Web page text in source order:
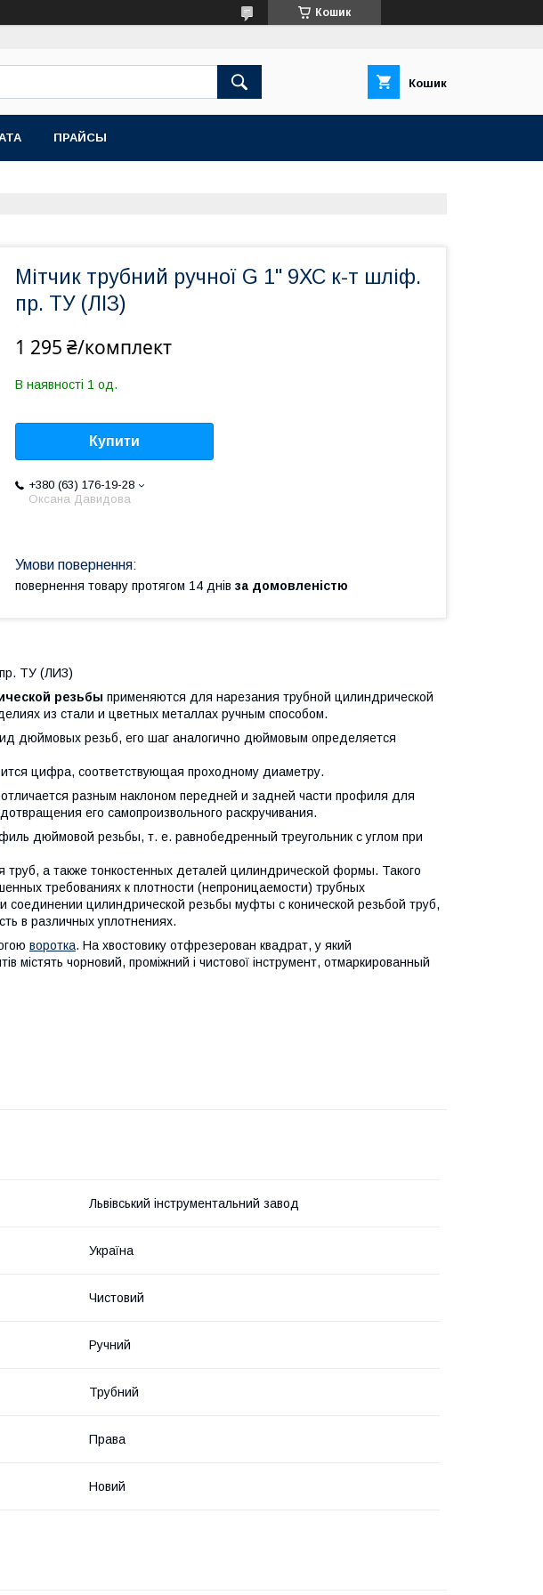
Кошик
Кошик
ПРАЙСЫ
Мітчик трубний ручної G 1" 9ХС к-т шліф.
пр. ТУ (ЛІЗ)
1 295 ₴/комплект
В наявності 1 од.
Купити
+380 (63) 176-19-28
Оксана Давидова
повернення товару протягом 14 днів за домовленістю
ТУ (ЛИЗ)
резьбы применяются для нарезания трубной цилиндрической
из стали и цветных металлах ручным способом.
дюймовых резьб, его шаг аналогично дюймовым определяется
цифра, соответствующая проходному диаметру.
разным наклоном передней и задней части профиля для
его самопроизвольного раскручивания.
дюймовой резьбы, т. е. равнобедренный треугольник с углом при
а также тонкостенных деталей цилиндрической формы. Такого
требованиях к плотности (непроницаемости) трубных
цилиндрической резьбы муфты с конической резьбой труб,
в различных уплотнениях.
воротка. На хвостовику отфрезерован квадрат, у який
містять чорновий, проміжний і чистової інструмент, отмаркированный
Львівський інструментальний завод
Україна
Чистовий
Ручний
Трубний
Права
Новий